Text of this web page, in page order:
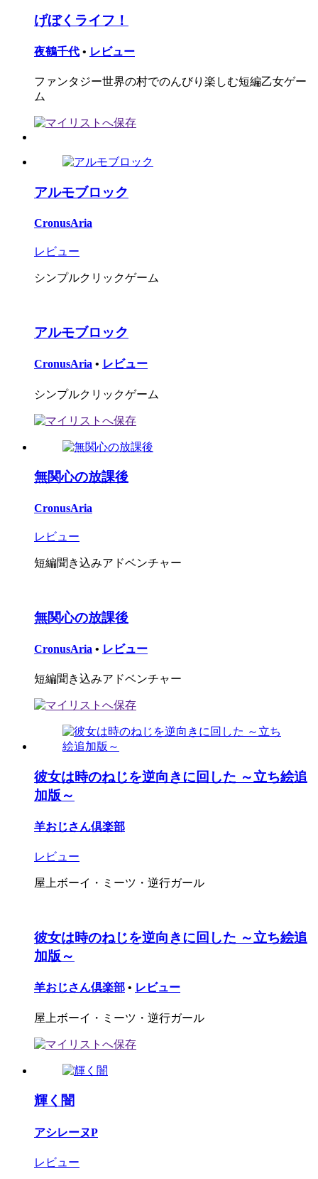
げぼくライフ！
夜鶴千代 • レビュー
ファンタジー世界の村でのんびり楽しむ短編乙女ゲー
ム
アルモブロック
CronusAria
レビュー
シンプルクリックゲーム
アルモブロック
CronusAria • レビュー
シンプルクリックゲーム
無関心の放課後
CronusAria
レビュー
短編聞き込みアドベンチャー
無関心の放課後
CronusAria • レビュー
短編聞き込みアドベンチャー
彼女は時のねじを逆向きに回した ～立ち絵追
加版～
羊おじさん倶楽部
レビュー
屋上ボーイ・ミーツ・逆行ガール
彼女は時のねじを逆向きに回した ～立ち絵追
加版～
羊おじさん倶楽部 • レビュー
屋上ボーイ・ミーツ・逆行ガール
輝く闇
アシレーヌP
レビュー